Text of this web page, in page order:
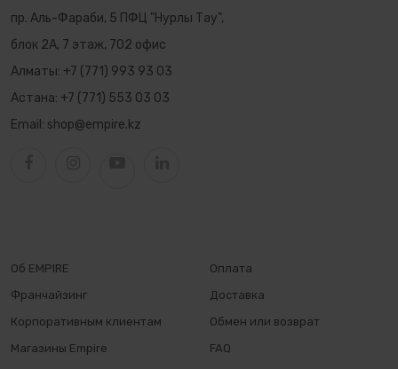
пр. Аль-Фараби, 5 ПФЦ "Нурлы Тау",
блок 2А, 7 этаж, 702 офис
Алматы: +7 (771) 993 93 03
Астана: +7 (771) 553 03 03
Email: shop@empire.kz
Об EMPIRE
Франчайзинг
Корпоративным клиентам
Магазины Empire
Оплата
Доставка
Обмен или возврат
FAQ